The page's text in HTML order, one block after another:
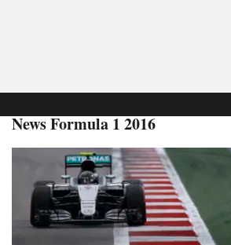
News Formula 1 2016